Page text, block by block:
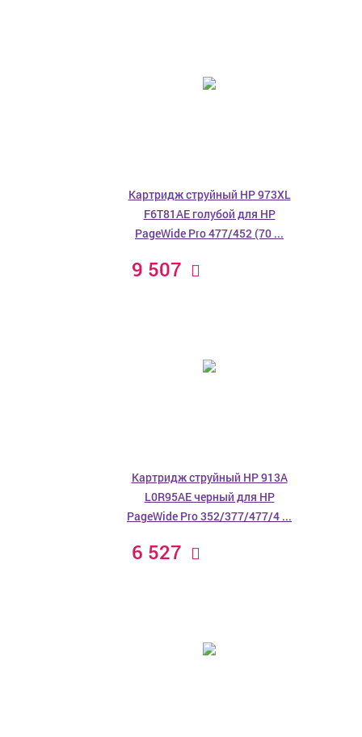
Картридж струйный HP 973XL
F6T81AE голубой для HP
PageWide Pro 477/452 (70 ...
9 507
Картридж струйный HP 913A
L0R95AE черный для HP
PageWide Pro 352/377/477/4 ...
6 527